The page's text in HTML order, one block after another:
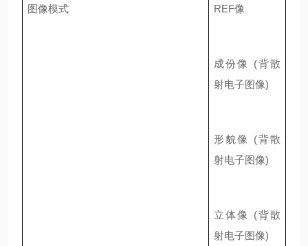
图像模式 REF像
成份像 (背散
射电子图像)
形貌像 (背散
射电子图像)
立体像 (背散
射电子图像)